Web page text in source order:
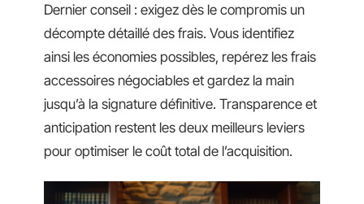
Dernier conseil : exigez dès le compromis un
décompte détaillé des frais. Vous identifiez
ainsi les économies possibles, repérez les frais
accessoires négociables et gardez la main
jusqu’à la signature définitive. Transparence et
anticipation restent les deux meilleurs leviers
pour optimiser le coût total de l’acquisition.